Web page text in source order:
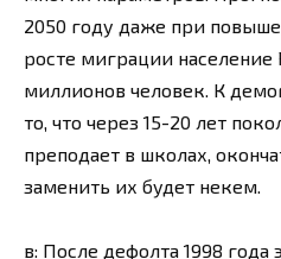
2050 году даже при
росте миграции население
миллионов человек. К
то, что через 15-20 лет
преподает в школах,
заменить их будет некем.
в: После дефолта 1998 года